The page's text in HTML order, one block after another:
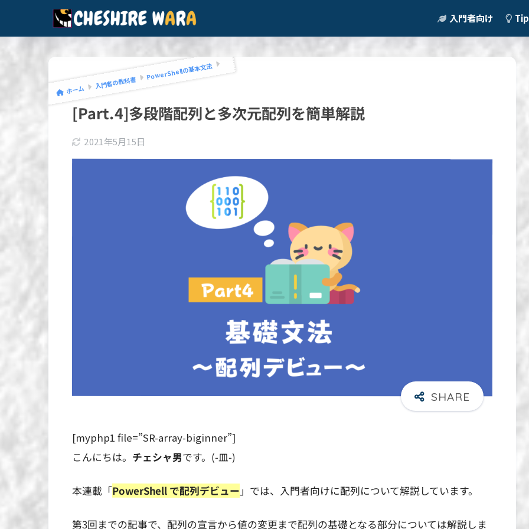
入門者向け
ホーム 入門者の教科書
PowerShellの基本文法
[Part.4]多段階配列と多次元配列を簡単解説
2021年5月15日
[myphp1 file=”SR-array-biginner”]
こんにちは。 チェシャ男です。(-皿-)
本連載「PowerShell で配列デビュー 」では、入門者向けに配列について解説しています。
第3回までの記事で、配列の宣言から値の変更まで配列の基礎となる部分については解説しま